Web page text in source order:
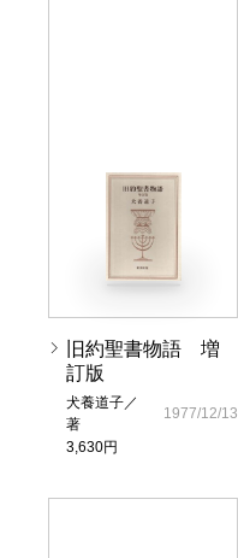
旧約聖書物語 増
訂版
犬養道子／
著
3,630円
1977/12/13